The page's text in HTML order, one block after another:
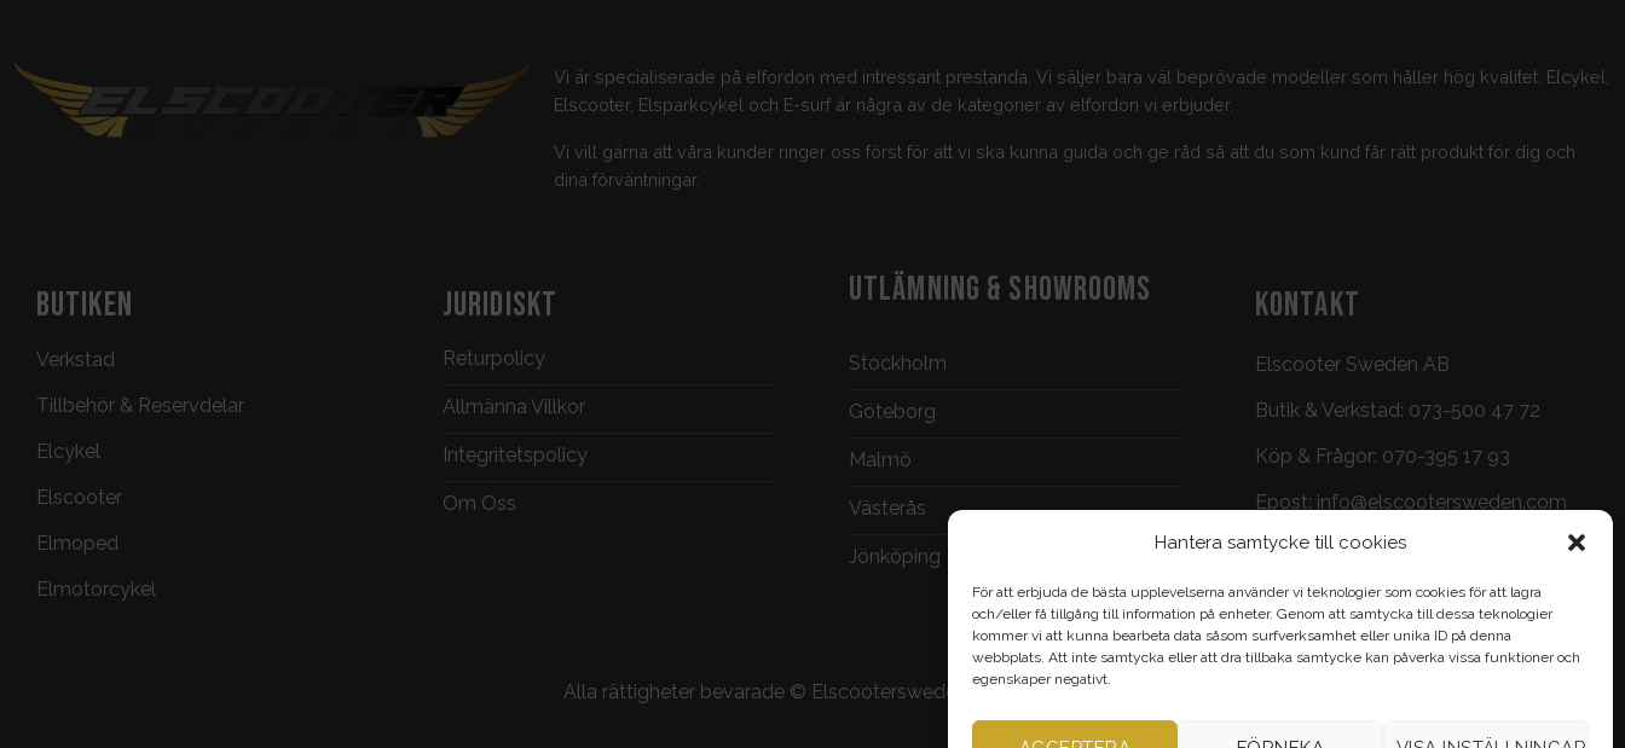
Hantera samtycke till cookies
För att erbjuda de bästa upplevelserna använder vi teknologier som cookies för att lagra
och/eller få tillgång till information på enheter. Genom att samtycka till dessa teknologier
kommer vi att kunna bearbeta data såsom surfverksamhet eller unika ID på denna
webbplats. Att inte samtycka eller att dra tillbaka samtycke kan påverka vissa funktioner och
egenskaper negativt.
Vi är specialiserade på elfordon med intressant prestanda. Vi säljer bara väl beprövade modeller som håller hög kvalitet. Elcykel,
Elscooter, Elsparkcykel och E-surf är några av de kategorier av elfordon vi erbjuder.
Vi vill gärna att våra kunder ringer oss först för att vi ska kunna guida och ge råd så att du som kund får rätt produkt för dig och
dina förväntningar.
BUTIKEN
Verkstad
Tillbehör & Reservdelar
Elcykel
Elscooter
Elmoped
Elmotorcykel
JURIDISKT
Returpolicy
Allmänna Villkor
Integritetspolicy
Om Oss
UTLÄMNING & SHOWROOMS
Stockholm
Göteborg
Malmö
Västerås
Jönköping
KONTAKT
Elscooter Sweden AB
Butik & Verkstad: 073-500 47 72
Köp & Frågor: 070-395 17 93
Epost: info@elscootersweden.com
Brunnsgatan 7, Jönköping
Alla rättigheter bevarade © Elscootersweden.com 2026